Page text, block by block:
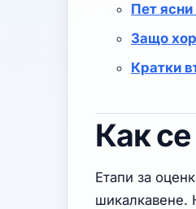
Пет
Защо
Кратки
Как
Етапи за
шикалкавене.